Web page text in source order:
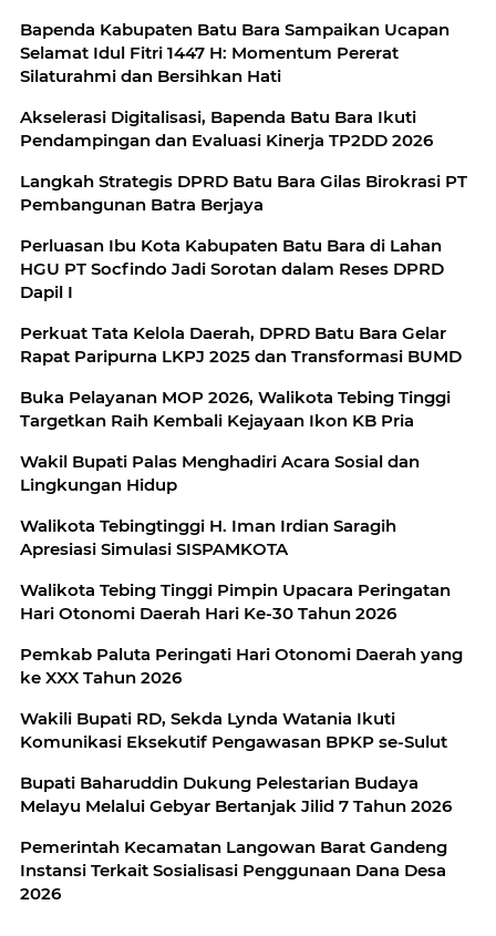
Bapenda Kabupaten Batu Bara Sampaikan Ucapan
Selamat Idul Fitri 1447 H: Momentum Pererat
Silaturahmi dan Bersihkan Hati
Akselerasi Digitalisasi, Bapenda Batu Bara Ikuti
Pendampingan dan Evaluasi Kinerja TP2DD 2026
Langkah Strategis DPRD Batu Bara Gilas Birokrasi PT
Pembangunan Batra Berjaya
Perluasan Ibu Kota Kabupaten Batu Bara di Lahan
HGU PT Socfindo Jadi Sorotan dalam Reses DPRD
Dapil I
Perkuat Tata Kelola Daerah, DPRD Batu Bara Gelar
Rapat Paripurna LKPJ 2025 dan Transformasi BUMD
Buka Pelayanan MOP 2026, Walikota Tebing Tinggi
Targetkan Raih Kembali Kejayaan Ikon KB Pria
Wakil Bupati Palas Menghadiri Acara Sosial dan
Lingkungan Hidup
Walikota Tebingtinggi H. Iman Irdian Saragih
Apresiasi Simulasi SISPAMKOTA
Walikota Tebing Tinggi Pimpin Upacara Peringatan
Hari Otonomi Daerah Hari Ke-30 Tahun 2026
Pemkab Paluta Peringati Hari Otonomi Daerah yang
ke XXX Tahun 2026
Wakili Bupati RD, Sekda Lynda Watania Ikuti
Komunikasi Eksekutif Pengawasan BPKP se-Sulut
Bupati Baharuddin Dukung Pelestarian Budaya
Melayu Melalui Gebyar Bertanjak Jilid 7 Tahun 2026
Pemerintah Kecamatan Langowan Barat Gandeng
Instansi Terkait Sosialisasi Penggunaan Dana Desa
2026